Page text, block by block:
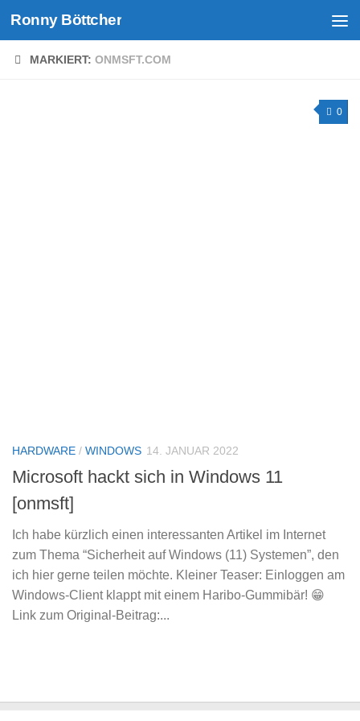
Unter dem Inhalt
Ronny Böttcher
MARKIERT: ONMSFT.COM
0
HARDWARE / WINDOWS 14. JANUAR 2022
Microsoft hackt sich in Windows 11
[onmsft]
Ich habe kürzlich einen interessanten Artikel im Internet
zum Thema “Sicherheit auf Windows (11) Systemen”, den
ich hier gerne teilen möchte. Kleiner Teaser: Einloggen am
Windows-Client klappt mit einem Haribo-Gummibär! 😁
Link zum Original-Beitrag:...